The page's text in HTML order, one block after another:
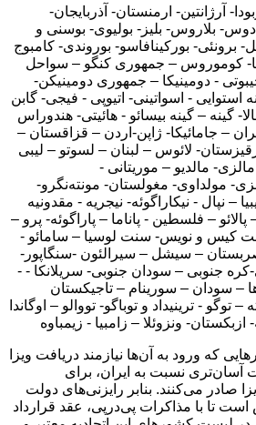
آرژانتین- ارمنستان- آذربایجان-
بلاروس- بلیز- بولیوی- بوسنی و
برونئی- بورکینافاسو- بوروندی- کامبوج
کوموروس – جمهوری کنگو – سواحل
- دومینیکا – جمهوری دومینیکن-
استوایی - اسواتینی- اتیوپی - فیجی- گابن
گینه – گینه بیسائو - هائیتی- هندوراس
– جامائیکا- ژاپن-اردن – قزاقستان –
لائوس – لبنان – لسوتو – لیبی
مالدیو – موریتانی -
مولداوی- مغولستان- مونته‌نگرو-
– نپال - نیکاراگوئه- نیجریه - مقدونیه
– فلسطین - پاناما – پاراگوئه- پرو –
کیس و نویس- سنت لوسیا – سامائو -
– سیشل – سیرالئون -سنگاپور-
جنوبی – سودان جنوبی- سریلانکا - -
– سودان – سورینام – تاجیکستان
– توگو - ترینیداد و توباگو- تووالو – اوگاندا
ونزوئلا – زامبیا - زیمباوه
که ورود به آن‌ها نیازمند دریافت ویزا
آسان‌تری نسبت به ایران، برای
صادر می‌کنند. بنابر رایزنی‌های دولت
تا با مذاکرات پی‌در‌پی، عقد قرارداد